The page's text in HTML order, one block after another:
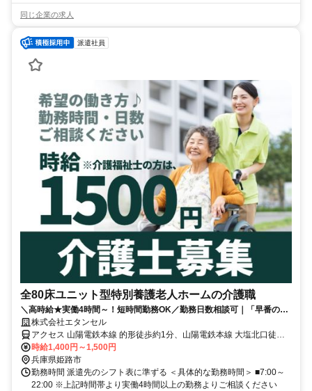
同じ企業の求人
派遣社員
全80床ユニット型特別養護老人ホームの介護職
＼高時給★実働4時間～！短時間勤務OK／勤務日数相談可｜「早番の
み」「遅番のみ」も相談OK｜駅～徒歩5分｜車通勤OK！車通勤の方も
交通費支給♪
株式会社エタンセル
アクセス 山陽電鉄本線 的形徒歩約1分、山陽電鉄本線 大塩北口徒歩
約19分、山陽電鉄本線 八家徒歩約28分 【勤務地最寄駅】山陽電鉄本
線「的形」駅より徒歩5分
時給1,400円～1,500円
兵庫県姫路市
勤務時間 派遣先のシフト表に準ずる ＜具体的な勤務時間＞ ■7:00～
22:00 ※上記時間帯より実働4時間以上の勤務よりご相談ください